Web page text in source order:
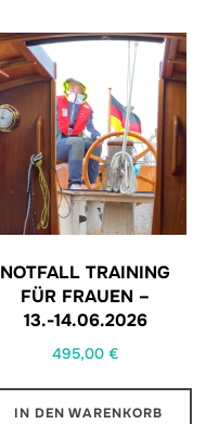
NOTFALL TRAINING
FÜR FRAUEN –
13.-14.06.2026
495,00 €
IN DEN WARENKORB